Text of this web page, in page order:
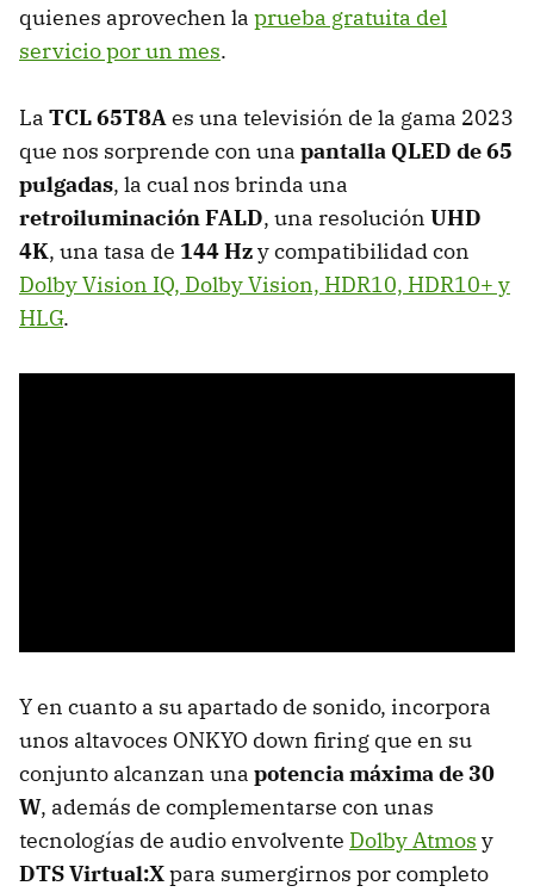
quienes aprovechen la prueba gratuita del
servicio por un mes.
La TCL 65T8Aes una televisión de la gama 2023
que nos sorprende con una pantalla QLED de 65
pulgadas, la cual nos brinda una
retroiluminación FALD, una resolución UHD
4K, una tasa de 144 Hzy compatibilidad con
Dolby Vision IQ, Dolby Vision, HDR10, HDR10+ y
HLG.
Y en cuanto a su apartado de sonido, incorpora
unos altavoces ONKYO down firing que en su
conjunto alcanzan una potencia máxima de 30
W, además de complementarse con unas
tecnologías de audio envolvente Dolby Atmos y
DTS Virtual:Xpara sumergirnos por completo